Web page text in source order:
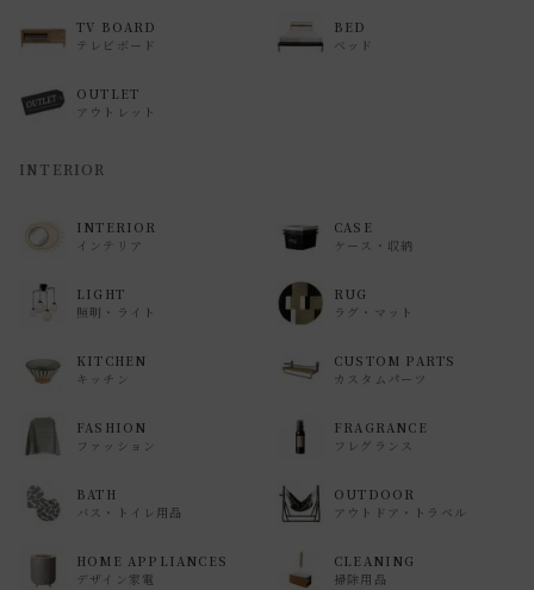
TV BOARD
テレビボード
BED
ベッド
OUTLET
アウトレット
INTERIOR
INTERIOR
インテリア
CASE
ケース・収納
LIGHT
照明・ライト
RUG
ラグ・マット
KITCHEN
キッチン
CUSTOM PARTS
カスタムパーツ
FASHION
ファッション
FRAGRANCE
フレグランス
BATH
バス・トイレ用品
OUTDOOR
アウトドア・トラベル
HOME APPLIANCES
デザイン家電
CLEANING
掃除用品